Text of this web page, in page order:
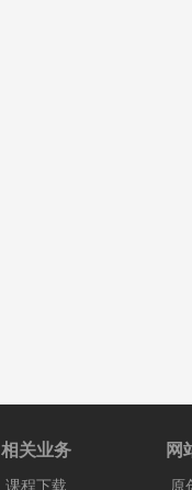
相关业务
课程下载
网
原